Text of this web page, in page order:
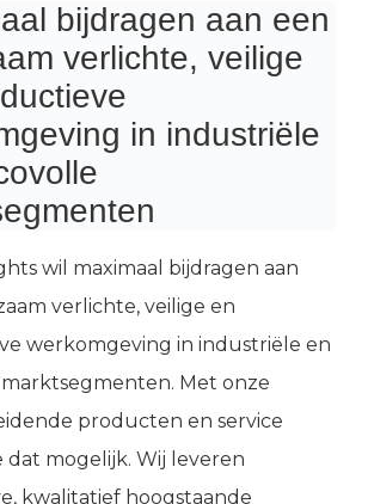
bijdragen aan een
verlichte, veilige
in industriële
wil maximaal bijdragen aan
verlichte, veilige en
werkomgeving in industriële en
Met onze
producten en service
dat mogelijk. Wij leveren
kwalitatief hoogstaande